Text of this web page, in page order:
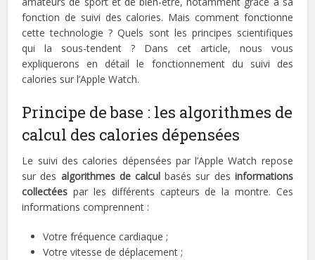
fonction de suivi des calories. Mais comment fonctionne
cette technologie ? Quels sont les principes scientifiques
qui la sous-tendent ? Dans cet article, nous vous
expliquerons en détail le fonctionnement du suivi des
calories sur l’Apple Watch.
Principe de base : les algorithmes de
calcul des calories dépensées
Le suivi des calories dépensées par l’Apple Watch repose
sur des algorithmes de calcul basés sur des informations
collectées par les différents capteurs de la montre. Ces
informations comprennent :
Votre fréquence cardiaque ;
Votre vitesse de déplacement ;